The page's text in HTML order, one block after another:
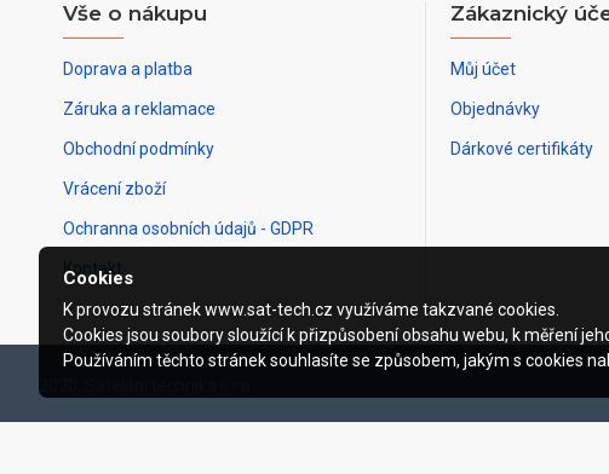
Vše o nákupu
Doprava a platba
Záruka a reklamace
Obchodní podmínky
Vrácení zboží
Ochranna osobních údajů - GDPR
Kontakt
Zákaznický
Můj účet
Objednávky
Dárkové certifikáty
2020, Satelitní technika s.r.o.
Cookies
K provozu stránek www.sat-tech.cz využíváme takzvané cookies.
Cookies jsou soubory sloužící k přizpůsobení obsahu webu, k měření
Používáním těchto stránek souhlasíte se způsobem, jakým s cookies